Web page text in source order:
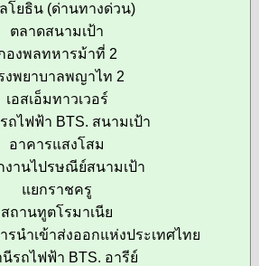
โยธิน (ด่านทางด่วน)
ตลาดสนามเป้า
องพลทหารม้าที่ 2
งพยาบาลพญาไท 2
เอสเอ็มทาวเวอร์
ถไฟฟ้า BTS. สนามเป้า
อาคารแสงโสม
งานไปรษณีย์สนามเป้า
แยกราชครู
สถานทูตโรมาเนีย
รนำเข้าส่งออกแห่งประเทศไทย
รถไฟฟ้า BTS. อารีย์